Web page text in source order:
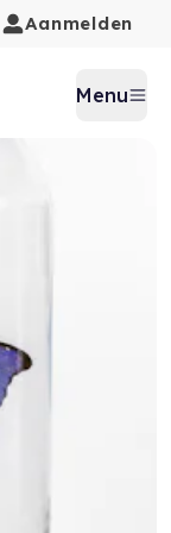
Aanmelden
Menu